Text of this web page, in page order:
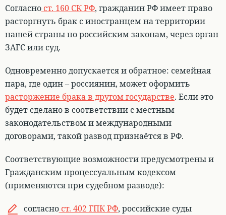
Согласно ст. 160 СК РФ, гражданин РФ имеет право
расторгнуть брак с иностранцем на территории
нашей страны по российским законам, через орган
ЗАГС или суд.
Одновременно допускается и обратное: семейная
пара, где один – россиянин, может оформить
расторжение брака в другом государстве. Если это
будет сделано в соответствии с местным
законодательством и международными
договорами, такой развод признаётся в РФ.
Соответствующие возможности предусмотрены и
Гражданским процессуальным кодексом
(применяются при судебном разводе):
согласност. 402 ГПК РФ, российские суды